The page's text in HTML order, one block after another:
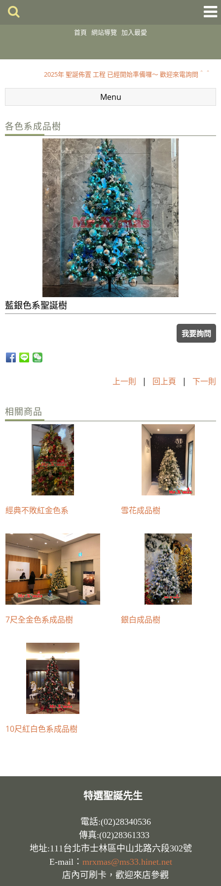
首頁 網站導覽 加入最愛
2025 聖誕佈置開跑囉～～歡迎到店選購
2025年 聖誕佈置 工程 已經開始準備囉～ 歡迎來電詢問＾＾
2025 聖誕佈置開跑囉～～歡迎到店選購
2025年 聖誕佈置 工程 已經開始準備囉～ 歡迎來電詢問＾＾
Menu
各色系成品樹
藍銀色系聖誕樹
我要詢問
上一則 | 回上頁 | 下一則
相關商品
經典不敗紅金色系 雪花成品樹
7尺全金色系成品樹 銀白成品樹
10尺紅白色系成品樹
特選聖誕先生
電話:(02)28340536
傳真:(02)28361333
地址:111台北市士林區中山北路六段302號
E-mail： mrxmas@ms33.hinet.net
店內可刷卡，歡迎來店參觀